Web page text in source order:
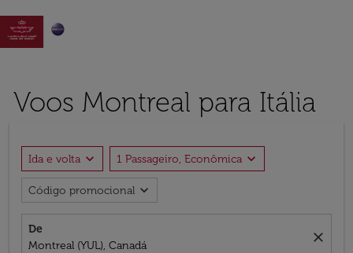

Voos Montreal para Itália
Ida e volta expand_more 1 Passageiro, Econômica expand_more
Código promocional expand_more
De
Montreal (YUL), Canadá
close